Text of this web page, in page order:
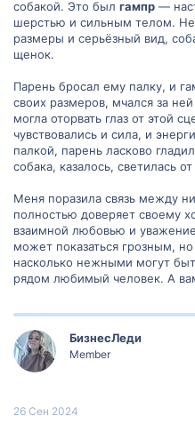
собакой. Это был гампр —
шерстью и сильным телом.
размеры и серьёзный вид,
щенок.
Парень бросал ему палку, и
своих размеров, мчался за
могла оторвать глаз от этой
чувствовались и сила, и
палкой, парень ласково
собака, казалось, светилась от
Меня поразила связь между
полностью доверяет своему
взаимной любовью и
может показаться грозным,
насколько нежными могут
рядом любимый человек. А
БизнесЛеди
Member
26 Сен 2024